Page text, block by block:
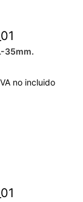
35mm.
no incluido